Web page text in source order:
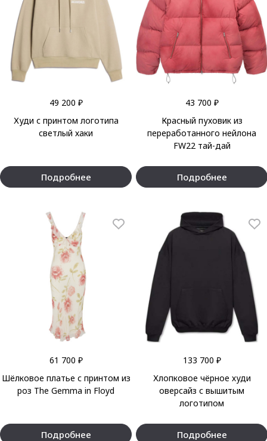
49 200 ₽
Худи с принтом логотипа
светлый хаки
Подробнее
43 700 ₽
Красный пуховик из
переработанного нейлона
FW22 тай-дай
Подробнее
61 700 ₽
Шёлковое платье с принтом из
роз The Gemma in Floyd
Подробнее
133 700 ₽
Хлопковое чёрное худи
оверсайз с вышитым
логотипом
Подробнее